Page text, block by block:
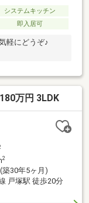
システムキッチン
即入居可
軽にどうぞ♪
万円 3LDK
2
築30年5ヶ月)
戸塚駅 徒歩20分